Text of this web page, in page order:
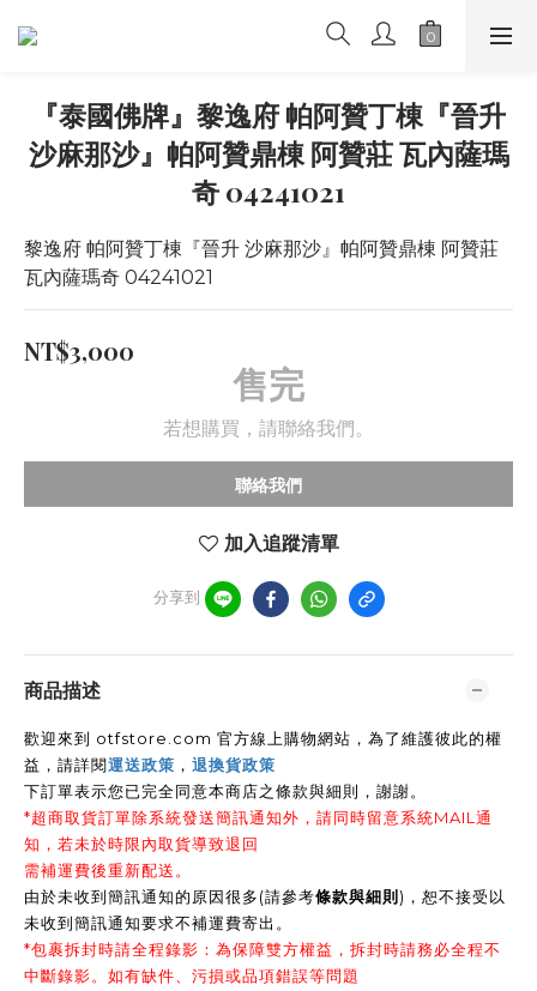
『泰國佛牌』黎逸府 帕阿贊丁棟『晉升
沙麻那沙』帕阿贊鼎棟 阿贊莊 瓦內薩瑪
奇 04241021
黎逸府 帕阿贊丁棟『晉升 沙麻那沙』帕阿贊鼎棟 阿贊莊
瓦內薩瑪奇 04241021
NT$3,000
售完
若想購買，請聯絡我們。
聯絡我們
加入追蹤清單
分享到
商品描述
歡迎來到 otfstore.com 官方線上購物網站，為了維護彼此的權
益，請詳閱運送政策 ， 退換貨政策
下訂單表示您已完全同意本商店之條款與細則，謝謝。
*超商取貨訂單除系統發送簡訊通知外，請同時留意系統MAIL通
知，若未於時限內取貨導致退回
需補運費後重新配送。
由於未收到簡訊通知的原因很多(請參考條款與細則 )，恕不接受以
未收到簡訊通知要求不補運費寄出。
*包裹拆封時請全程錄影：為保障雙方權益，拆封時請務必全程不
中斷錄影。如有缺件、污損或品項錯誤等問題